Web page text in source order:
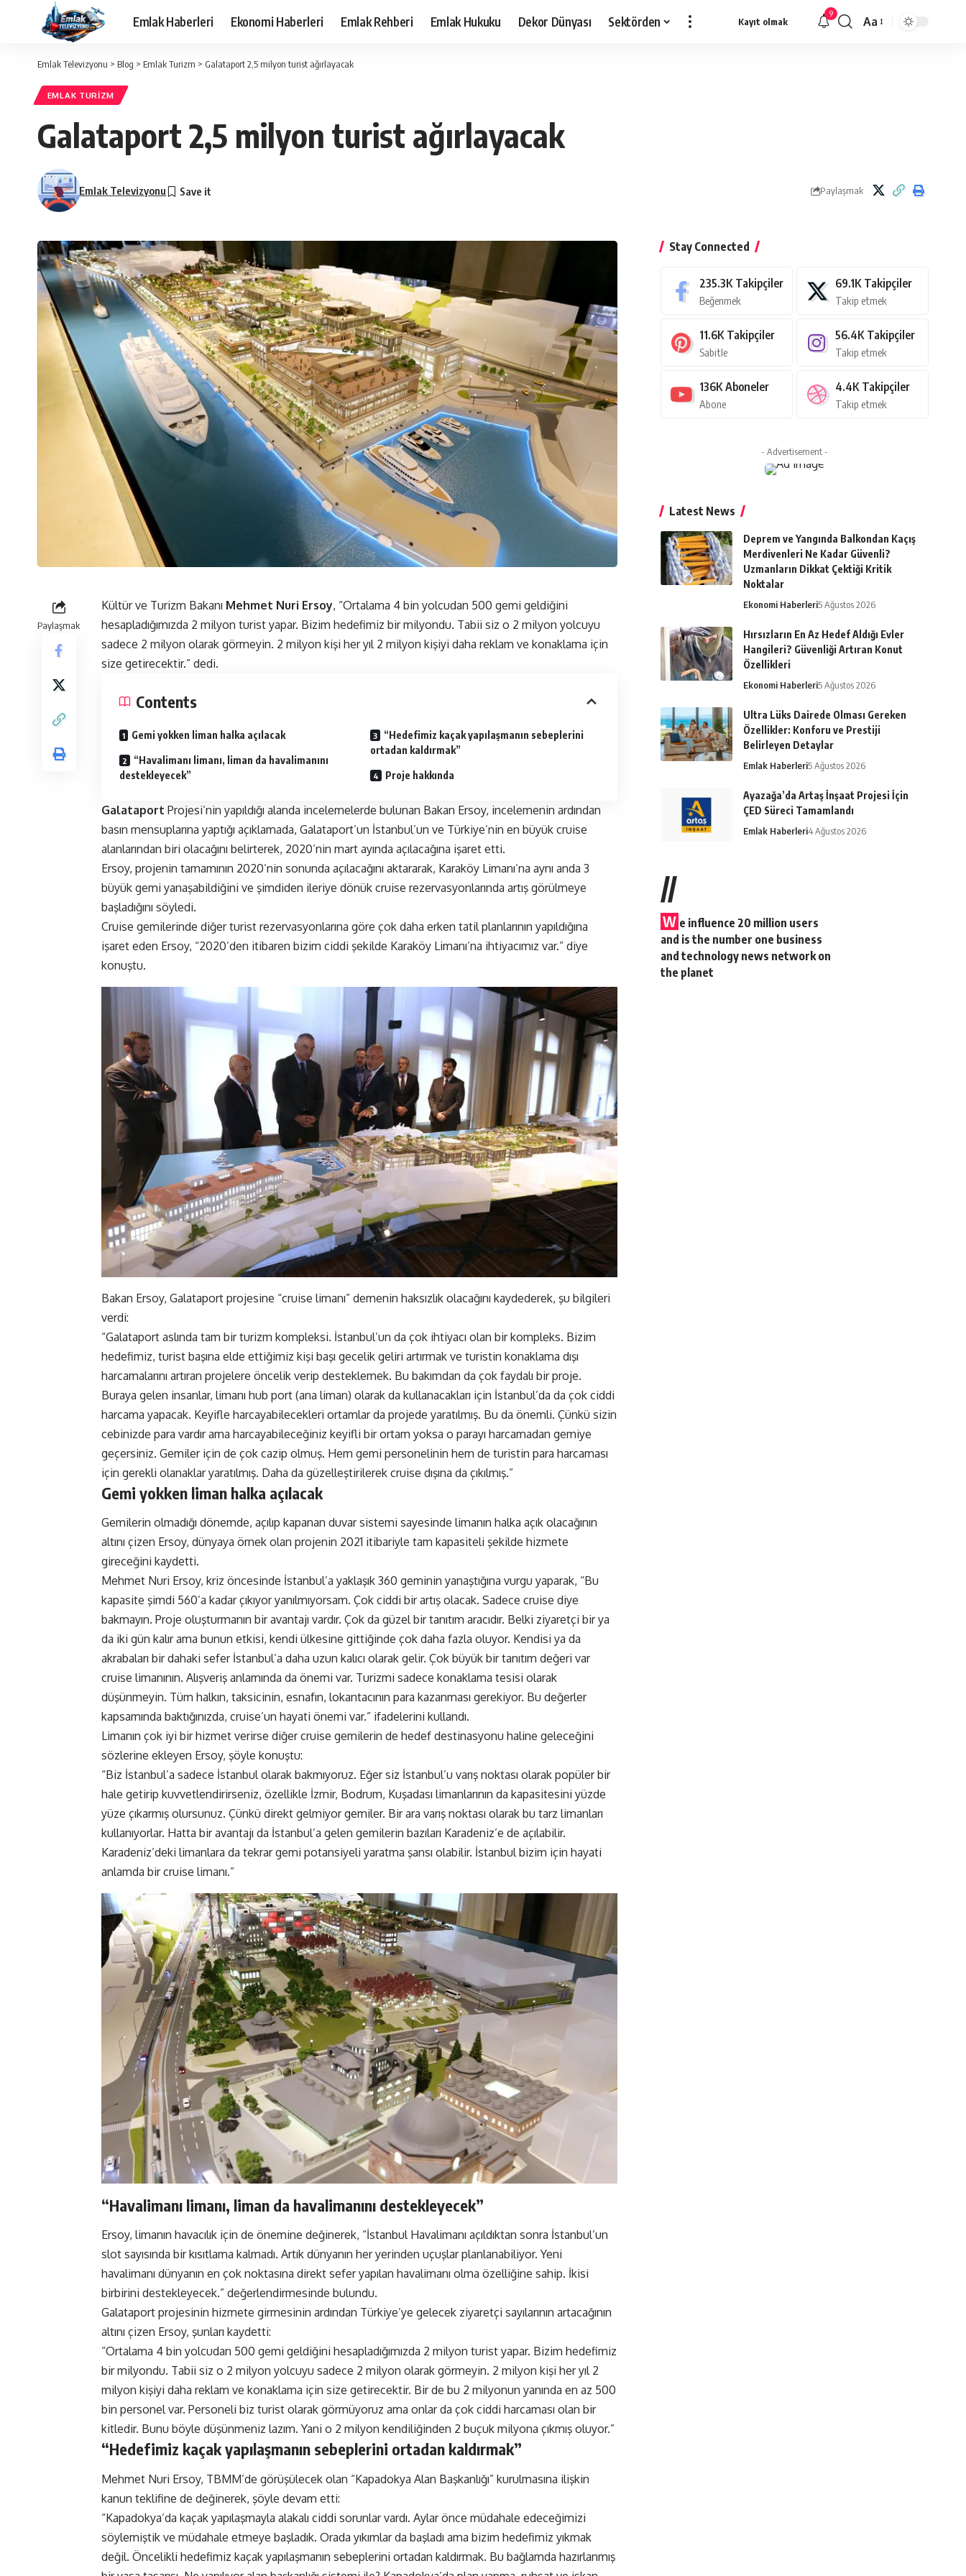
Emlak Haberleri Ekonomi Haberleri Emlak Rehberi Emlak Hukuku Dekor Dünyası Sektörden Kayıt olmak
9
Yazı
Aa
Emlak Televizyonu > Blog > Emlak Turizm > Galataport 2,5 milyon turist ağırlayacak
EMLAK TURIZM
Galataport 2,5 milyon turist ağırlayacak
Emlak Televizyonu Paylaşmak
Paylaşmak
Kültür ve Turizm Bakanı Mehmet Nuri Ersoy, “Ortalama 4 bin yolcudan 500 gemi geldiğini
hesapladığımızda 2 milyon turist yapar. Bizim hedefimiz bir milyondu. Tabii siz o 2 milyon yolcuyu
sadece 2 milyon olarak görmeyin. 2 milyon kişi her yıl 2 milyon kişiyi daha reklam ve konaklama için
size getirecektir.” dedi.
Contents
Gemi yokken liman halka açılacak
“Havalimanı limanı, liman da havalimanını
destekleyecek”
“Hedefimiz kaçak yapılaşmanın sebeplerini
ortadan kaldırmak”
Proje hakkında
Galataport Projesi’nin yapıldığı alanda incelemelerde bulunan Bakan Ersoy, incelemenin ardından
basın mensuplarına yaptığı açıklamada, Galataport’un İstanbul’un ve Türkiye’nin en büyük cruise
alanlarından biri olacağını belirterek, 2020’nin mart ayında açılacağına işaret etti.
Ersoy, projenin tamamının 2020’nin sonunda açılacağını aktararak, Karaköy Limanı’na aynı anda 3
büyük gemi yanaşabildiğini ve şimdiden ileriye dönük cruise rezervasyonlarında artış görülmeye
başladığını söyledi.
Cruise gemilerinde diğer turist rezervasyonlarına göre çok daha erken tatil planlarının yapıldığına
işaret eden Ersoy, “2020’den itibaren bizim ciddi şekilde Karaköy Limanı’na ihtiyacımız var.” diye
konuştu.
Bakan Ersoy, Galataport projesine “cruise limanı” demenin haksızlık olacağını kaydederek, şu bilgileri
verdi:
“Galataport aslında tam bir turizm kompleksi. İstanbul’un da çok ihtiyacı olan bir kompleks. Bizim
hedefimiz, turist başına elde ettiğimiz kişi başı gecelik geliri artırmak ve turistin konaklama dışı
harcamalarını artıran projelere öncelik verip desteklemek. Bu bakımdan da çok faydalı bir proje.
Buraya gelen insanlar, limanı hub port (ana liman) olarak da kullanacakları için İstanbul’da da çok ciddi
harcama yapacak. Keyifle harcayabilecekleri ortamlar da projede yaratılmış. Bu da önemli. Çünkü sizin
cebinizde para vardır ama harcayabileceğiniz keyifli bir ortam yoksa o parayı harcamadan gemiye
geçersiniz. Gemiler için de çok cazip olmuş. Hem gemi personelinin hem de turistin para harcaması
için gerekli olanaklar yaratılmış. Daha da güzelleştirilerek cruise dışına da çıkılmış.”
Gemi yokken liman halka açılacak
Gemilerin olmadığı dönemde, açılıp kapanan duvar sistemi sayesinde limanın halka açık olacağının
altını çizen Ersoy, dünyaya örnek olan projenin 2021 itibariyle tam kapasiteli şekilde hizmete
gireceğini kaydetti.
Mehmet Nuri Ersoy, kriz öncesinde İstanbul’a yaklaşık 360 geminin yanaştığına vurgu yaparak, “Bu
kapasite şimdi 560’a kadar çıkıyor yanılmıyorsam. Çok ciddi bir artış olacak. Sadece cruise diye
bakmayın. Proje oluşturmanın bir avantajı vardır. Çok da güzel bir tanıtım aracıdır. Belki ziyaretçi bir ya
da iki gün kalır ama bunun etkisi, kendi ülkesine gittiğinde çok daha fazla oluyor. Kendisi ya da
akrabaları bir dahaki sefer İstanbul’a daha uzun kalıcı olarak gelir. Çok büyük bir tanıtım değeri var
cruise limanının. Alışveriş anlamında da önemi var. Turizmi sadece konaklama tesisi olarak
düşünmeyin. Tüm halkın, taksicinin, esnafın, lokantacının para kazanması gerekiyor. Bu değerler
kapsamında baktığınızda, cruise’un hayati önemi var.” ifadelerini kullandı.
Limanın çok iyi bir hizmet verirse diğer cruise gemilerin de hedef destinasyonu haline geleceğini
sözlerine ekleyen Ersoy, şöyle konuştu:
“Biz İstanbul’a sadece İstanbul olarak bakmıyoruz. Eğer siz İstanbul’u varış noktası olarak popüler bir
hale getirip kuvvetlendirirseniz, özellikle İzmir, Bodrum, Kuşadası limanlarının da kapasitesini yüzde
yüze çıkarmış olursunuz. Çünkü direkt gelmiyor gemiler. Bir ara varış noktası olarak bu tarz limanları
kullanıyorlar. Hatta bir avantajı da İstanbul’a gelen gemilerin bazıları Karadeniz’e de açılabilir.
Karadeniz’deki limanlara da tekrar gemi potansiyeli yaratma şansı olabilir. İstanbul bizim için hayati
anlamda bir cruise limanı.”
“Havalimanı limanı, liman da havalimanını destekleyecek”
Ersoy, limanın havacılık için de önemine değinerek, “İstanbul Havalimanı açıldıktan sonra İstanbul’un
slot sayısında bir kısıtlama kalmadı. Artık dünyanın her yerinden uçuşlar planlanabiliyor. Yeni
havalimanı dünyanın en çok noktasına direkt sefer yapılan havalimanı olma özelliğine sahip. İkisi
birbirini destekleyecek.” değerlendirmesinde bulundu.
Galataport projesinin hizmete girmesinin ardından Türkiye’ye gelecek ziyaretçi sayılarının artacağının
altını çizen Ersoy, şunları kaydetti:
“Ortalama 4 bin yolcudan 500 gemi geldiğini hesapladığımızda 2 milyon turist yapar. Bizim hedefimiz
bir milyondu. Tabii siz o 2 milyon yolcuyu sadece 2 milyon olarak görmeyin. 2 milyon kişi her yıl 2
milyon kişiyi daha reklam ve konaklama için size getirecektir. Bir de bu 2 milyonun yanında en az 500
bin personel var. Personeli biz turist olarak görmüyoruz ama onlar da çok ciddi harcaması olan bir
kitledir. Bunu böyle düşünmeniz lazım. Yani o 2 milyon kendiliğinden 2 buçuk milyona çıkmış oluyor.”
“Hedefimiz kaçak yapılaşmanın sebeplerini ortadan kaldırmak”
Mehmet Nuri Ersoy, TBMM’de görüşülecek olan “Kapadokya Alan Başkanlığı” kurulmasına ilişkin
kanun teklifine de değinerek, şöyle devam etti:
“Kapadokya’da kaçak yapılaşmayla alakalı ciddi sorunlar vardı. Aylar önce müdahale edeceğimizi
söylemiştik ve müdahale etmeye başladık. Orada yıkımlar da başladı ama bizim hedefimiz yıkmak
değil. Öncelikli hedefimiz kaçak yapılaşmanın sebeplerini ortadan kaldırmak. Bu bağlamda hazırlanmış
Stay Connected
235.3K Takipçiler
Beğenmek
69.1K Takipçiler
Takip etmek
11.6K Takipçiler
Sabitle
56.4K Takipçiler
Takip etmek
136K Aboneler
Abone
4.4K Takipçiler
Takip etmek
- Advertisement -
Latest News
Deprem ve Yangında Balkondan Kaçış
Merdivenleri Ne Kadar Güvenli?
Uzmanların Dikkat Çektiği Kritik
Noktalar
Ekonomi Haberleri5 Ağustos 2026
Hırsızların En Az Hedef Aldığı Evler
Hangileri? Güvenliği Artıran Konut
Özellikleri
Ekonomi Haberleri5 Ağustos 2026
Ultra Lüks Dairede Olması Gereken
Özellikler: Konforu ve Prestiji
Belirleyen Detaylar
Emlak Haberleri5 Ağustos 2026
Ayazağa’da Artaş İnşaat Projesi İçin
ÇED Süreci Tamamlandı
Emlak Haberleri4 Ağustos 2026
//
W e influence 20 million users
and is the number one business
and technology news network on
the planet